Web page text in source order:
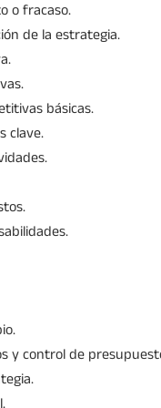
o fracaso.
de la estrategia.
básicas.
clave.
y control de